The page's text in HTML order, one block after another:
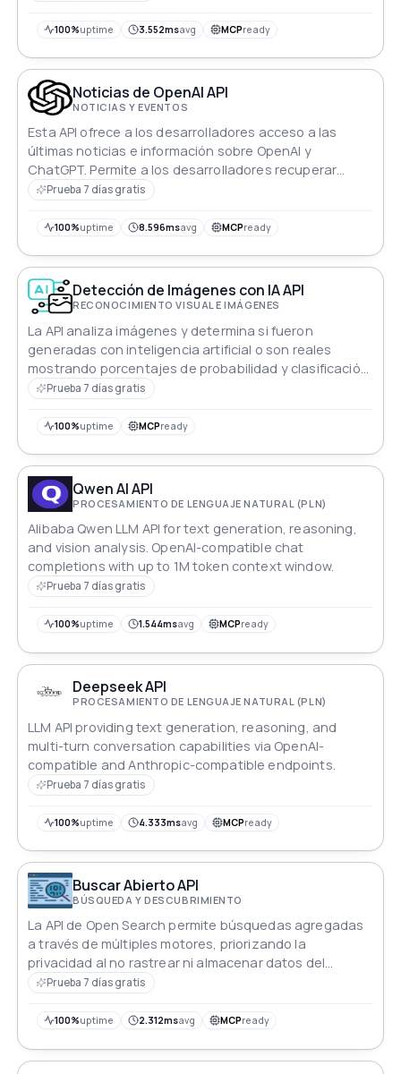
100%uptime 3.552msavg MCPready
Noticias de OpenAI API
NOTICIAS Y EVENTOS
Esta API ofrece a los desarrolladores acceso a las
últimas noticias e información sobre OpenAI y
ChatGPT. Permite a los desarrolladores recuperar
artículos, noticias y actualizaciones relacionadas con
una forma rápida y conveniente de mantenerse al día
procesamiento del lenguaje natural.
Prueba 7 días gratis
100%uptime 8.596msavg MCPready
Detección de Imágenes con IA API
RECONOCIMIENTO VISUAL E IMÁGENES
La API analiza imágenes y determina si fueron
generadas con inteligencia artificial o son reales
mostrando porcentajes de probabilidad y clasificación
predictiva
Prueba 7 días gratis
100%uptime MCPready
Qwen AI API
PROCESAMIENTO DE LENGUAJE NATURAL (PLN)
Alibaba Qwen LLM API for text generation, reasoning,
and vision analysis. OpenAI-compatible chat
completions with up to 1M token context window.
Prueba 7 días gratis
100%uptime 1.544msavg MCPready
Deepseek API
PROCESAMIENTO DE LENGUAJE NATURAL (PLN)
LLM API providing text generation, reasoning, and
multi-turn conversation capabilities via OpenAI-
compatible and Anthropic-compatible endpoints.
Prueba 7 días gratis
100%uptime 4.333msavg MCPready
Buscar Abierto API
BÚSQUEDA Y DESCUBRIMIENTO
La API de Open Search permite búsquedas agregadas
a través de múltiples motores, priorizando la
privacidad al no rastrear ni almacenar datos del
usuario.
Prueba 7 días gratis
100%uptime 2.312msavg MCPready